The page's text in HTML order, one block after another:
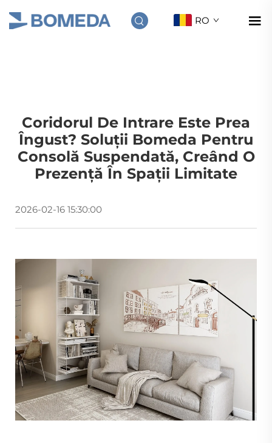
RO
Coridorul De Intrare Este Prea
Îngust? Soluții Bomeda Pentru
Consolă Suspendată, Creând O
Prezență În Spații Limitate
2026-02-16 15:30:00